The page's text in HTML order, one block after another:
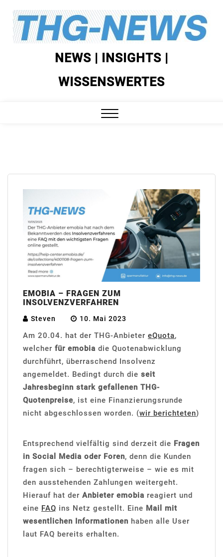
Skip
content
NEWS | INSIGHTS |
WISSENSWERTES
EMOBIA – FRAGEN ZUM
INSOLVENZVERFAHREN
Steven 10. Mai 2023
Am 20.04. hat der THG-Anbieter eQuota,
welcher für emobia die Quotenabwicklung
durchführt, überraschend Insolvenz
angemeldet. Bedingt durch die seit
Jahresbeginn stark gefallenen THG-
Quotenpreise, ist eine Finanzierungsrunde
nicht abgeschlossen worden. (wir berichteten)
Entsprechend vielfältig sind derzeit die Fragen
in Social Media oder Foren, denn die Kunden
fragen sich – berechtigterweise – wie es mit
den ausstehenden Zahlungen weitergeht.
Hierauf hat der Anbieter emobia reagiert und
eine FAQ ins Netz gestellt. Eine Mail mit
wesentlichen Informationen haben alle User
laut FAQ bereits erhalten.